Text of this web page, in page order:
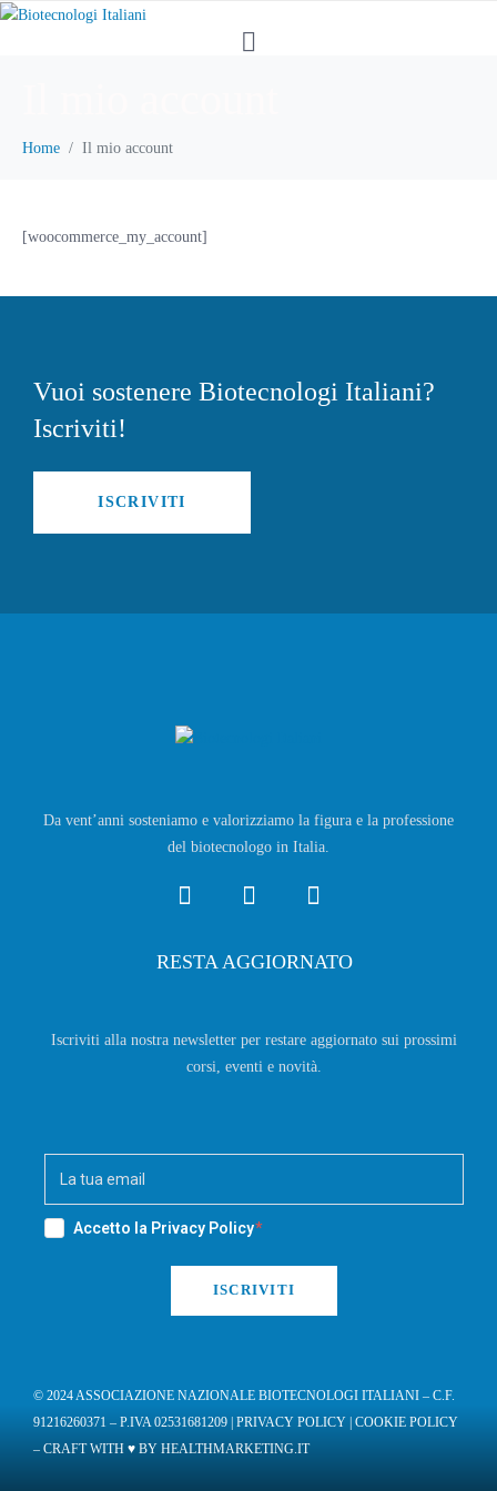
Home Il mio account
[woocommerce_my_account]
Vuoi sostenere Biotecnologi Italiani?
Iscriviti!
ISCRIVITI
Da vent’anni sosteniamo e valorizziamo la figura e la professione
del biotecnologo in Italia.
RESTA AGGIORNATO
Iscriviti alla nostra newsletter per restare aggiornato sui prossimi
corsi, eventi e novità.
Accetto la Privacy Policy
ISCRIVITI
© 2024 ASSOCIAZIONE NAZIONALE BIOTECNOLOGI ITALIANI – C.F.
91216260371 – P.IVA 02531681209 | PRIVACY POLICY | COOKIE POLICY
– CRAFT WITH ♥︎ BY HEALTHMARKETING.IT